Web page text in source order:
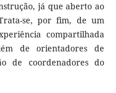
já que aberto ao
se, por fim, de um
compartilhada
de orientadores de
de coordenadores do